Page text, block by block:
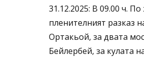
31.12.2025: В 09.00 ч.
пленителният разказ
Ортакьой, за двата
Бейлербей, за кулата